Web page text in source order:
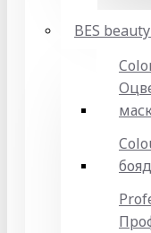
BES